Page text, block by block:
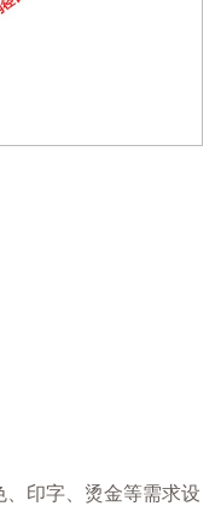
印字、烫金等需求设